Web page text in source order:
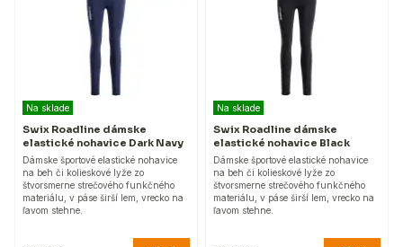
Na sklade
Swix Roadline dámske
elastické nohavice Dark Navy
Dámske športové elastické nohavice
na beh či kolieskové lyže zo
štvorsmerne strečového funkčného
materiálu, v páse širší lem, vrecko na
ľavom stehne.
Na sklade
Swix Roadline dámske
elastické nohavice Black
Dámske športové elastické nohavice
na beh či kolieskové lyže zo
štvorsmerne strečového funkčného
materiálu, v páse širší lem, vrecko na
ľavom stehne.